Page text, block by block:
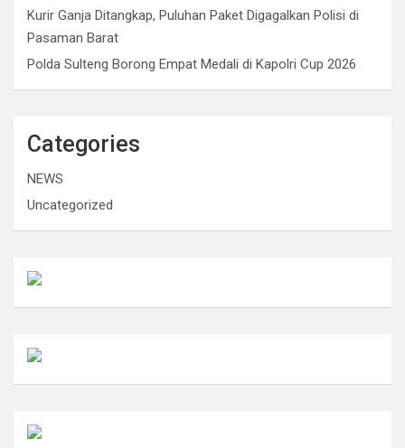
Kurir Ganja Ditangkap, Puluhan Paket Digagalkan Polisi di
Pasaman Barat
Polda Sulteng Borong Empat Medali di Kapolri Cup 2026
Categories
NEWS
Uncategorized